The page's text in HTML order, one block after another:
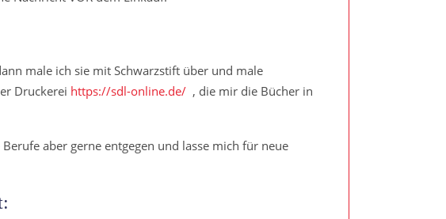
male ich sie mit Schwarzstift über und male
Druckerei https://sdl-online.de/ , die mir die Bücher in
aber gerne entgegen und lasse mich für neue